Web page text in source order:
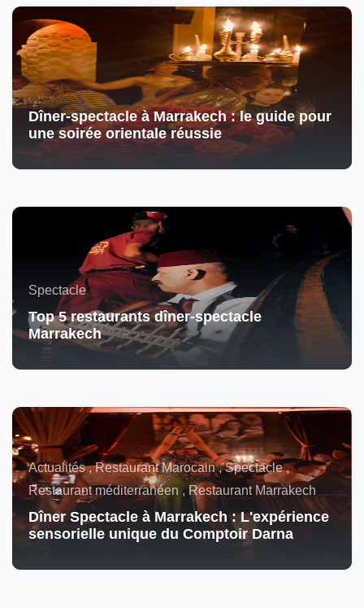
Dîner-spectacle à Marrakech : le guide pour
une soirée orientale réussie
Spectacle
Top 5 restaurants dîner-spectacle
Marrakech
Actualités , Restaurant Marocain , Spectacle ,
Restaurant méditerranéen , Restaurant Marrakech
Dîner Spectacle à Marrakech : L'expérience
sensorielle unique du Comptoir Darna